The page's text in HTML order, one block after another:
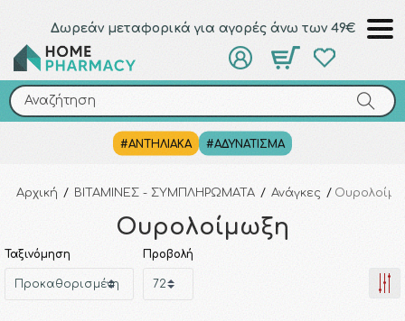
Δωρεάν μεταφορικά για αγορές άνω των 49€
Αναζήτηση
#ΑΝΤΗΛΙΑΚΑ #ΑΔΥΝΑΤΙΣΜΑ
Αναζήτηση
Αρχική / ΒΙΤΑΜΙΝΕΣ - ΣΥΜΠΛΗΡΩΜΑΤΑ / Ανάγκες /
Ουρολοίμωξη
Ταξινόμηση Προβολή